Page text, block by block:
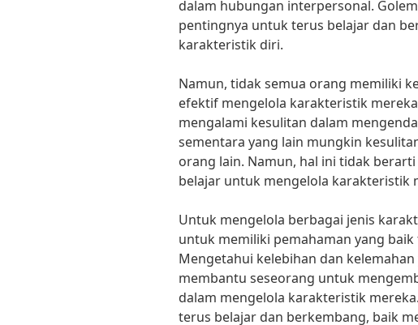
dalam hubungan interpersonal.
pentingnya untuk terus belajar dan
karakteristik diri.
Namun, tidak semua orang memiliki
efektif mengelola karakteristik
mengalami kesulitan dalam
sementara yang lain mungkin
orang lain. Namun, hal ini tidak
belajar untuk mengelola karakteristik
Untuk mengelola berbagai jenis
untuk memiliki pemahaman yang
Mengetahui kelebihan dan
membantu seseorang untuk
dalam mengelola karakteristik
terus belajar dan berkembang, baik